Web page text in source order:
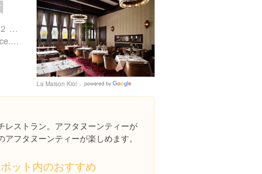
東京都千代田区紀尾井町１-２ 東京ガーデンテラス 紀尾井町内
http://lamaison.akasakaprince.com/
La Maison Kioi
Places
レストラン。アフタヌーンティーが
フタヌーンティーが楽しめます。
ット内のおすすめ